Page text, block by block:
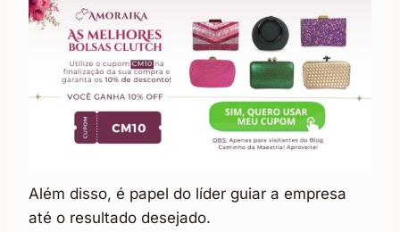
Além disso, é papel do líder guiar a empresa
até o resultado desejado.